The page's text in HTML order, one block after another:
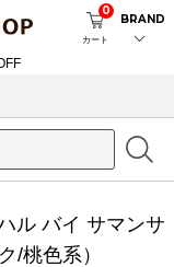
カート
0
BRAND
らせ
ル バイ サマンサ
/桃色系）